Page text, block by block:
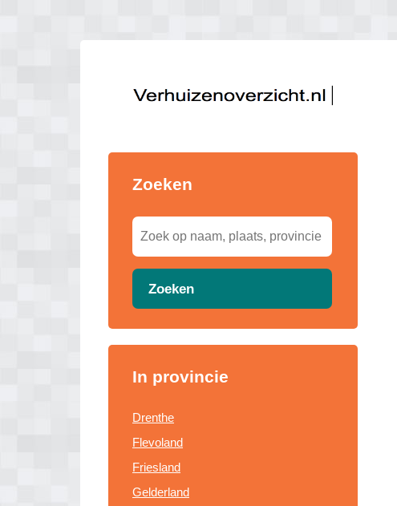
Zoeken
Zoeken
In provincie
Drenthe
Flevoland
Friesland
Gelderland